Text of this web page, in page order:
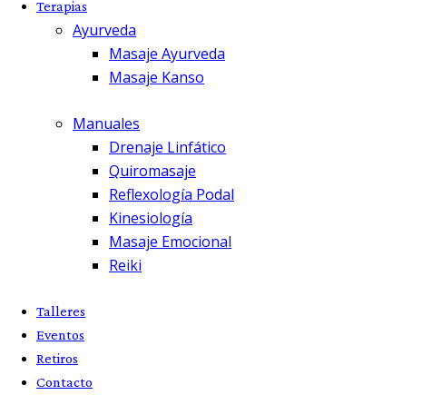
Terapias
Ayurveda
Masaje Ayurveda
Masaje Kanso
Manuales
Drenaje Linfático
Quiromasaje
Reflexología Podal
Kinesiología
Masaje Emocional
Reiki
Talleres
Eventos
Retiros
Contacto